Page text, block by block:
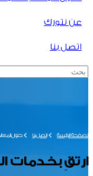
عن نتورك
اتصل بنا
الصفحة الرئيسة اتصل بنا حلول
ارتقِ بخدمات